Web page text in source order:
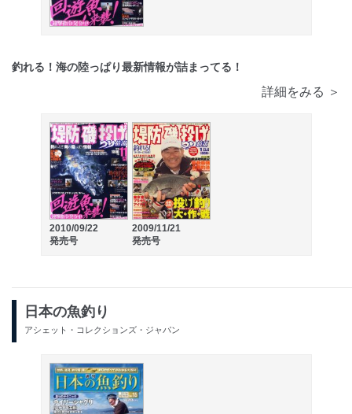
釣れる！海の陸っぱり最新情報が詰まってる！
詳細をみる ＞
2010/09/22
発売号
2009/11/21
発売号
日本の魚釣り
アシェット・コレクションズ・ジャパン